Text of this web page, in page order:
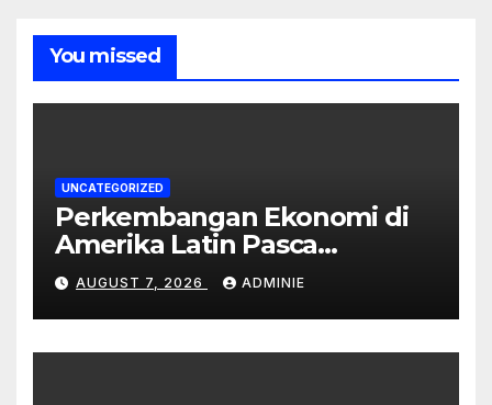
You missed
UNCATEGORIZED
Perkembangan Ekonomi di
Amerika Latin Pasca
Pandemi
AUGUST 7, 2026 ADMINIE